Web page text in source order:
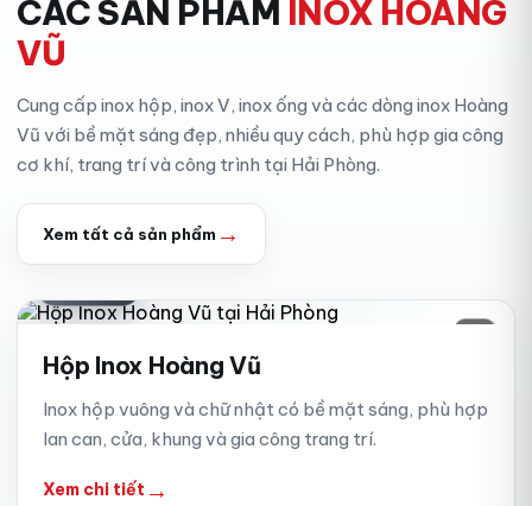
CÁC SẢN PHẨM INOX HOÀNG
VŨ
Cung cấp inox hộp, inox V, inox ống và các dòng inox Hoàng
Vũ với bề mặt sáng đẹp, nhiều quy cách, phù hợp gia công
cơ khí, trang trí và công trình tại Hải Phòng.
Xem tất cả sản phẩm →
Hộp Inox Hoàng Vũ
Inox hộp vuông và chữ nhật có bề mặt sáng, phù hợp
lan can, cửa, khung và gia công trang trí.
Xem chi tiết →